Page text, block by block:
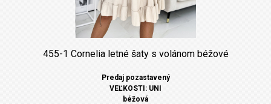
455-1 Cornelia letné šaty s volánom béžové
Predaj pozastavený
VEĽKOSTI: UNI
béžová